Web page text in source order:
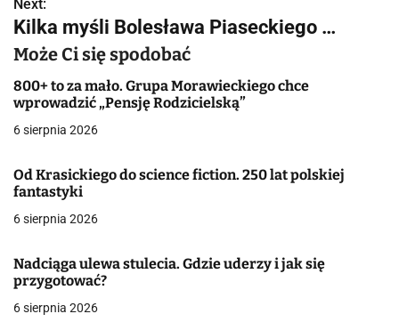
i
a
c
j
p
i
Next:
Kilka myśli Bolesława Piaseckiego …
Może Ci się spodobać
800+ to za mało. Grupa Morawieckiego chce
wprowadzić „Pensję Rodzicielską”
6 sierpnia 2026
Od Krasickiego do science fiction. 250 lat polskiej
fantastyki
6 sierpnia 2026
Nadciąga ulewa stulecia. Gdzie uderzy i jak się
przygotować?
6 sierpnia 2026